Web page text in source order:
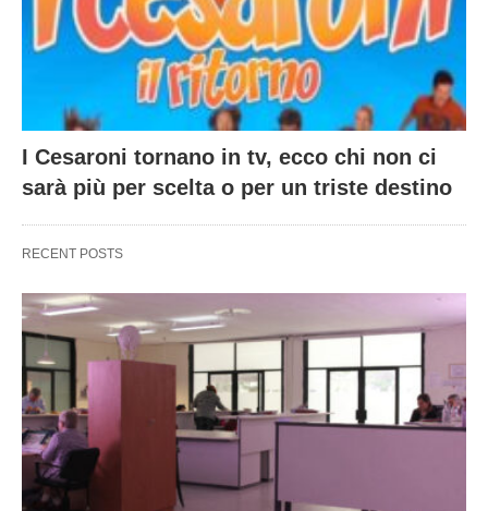
I Cesaroni tornano in tv, ecco chi non ci
sarà più per scelta o per un triste destino
RECENT POSTS